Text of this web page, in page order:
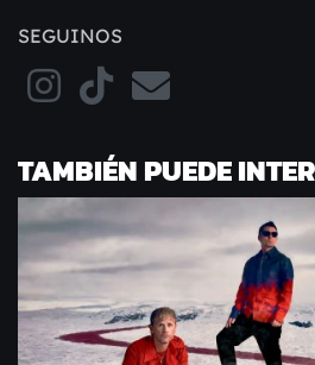
SEGUINOS
TAMBIÉN PUEDE